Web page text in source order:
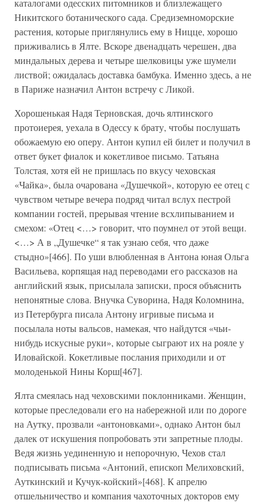
каталогами одесских питомников и близлежащего
Никитского ботанического сада. Средиземноморские
растения, которые приглянулись ему в Ницце, хорошо
приживались в Ялте. Вскоре двенадцать черешен, два
миндальных дерева и четыре шелковицы уже шумели
листвой; ожидалась доставка бамбука. Именно здесь, а не
в Париже назначил Антон встречу с Ликой.
Хорошенькая Надя Терновская, дочь ялтинского
протоиерея, уехала в Одессу к брату, чтобы послушать
обожаемую ею оперу. Антон купил ей билет и получил в
ответ букет фиалок и кокетливое письмо. Татьяна
Толстая, хотя ей не пришлась по вкусу чеховская
«Чайка», была очарована «Душечкой», которую ее отец с
чувством четыре вечера подряд читал вслух пестрой
компании гостей, прерывая чтение всхлипыванием и
смехом: «Отец <…> говорит, что поумнел от этой вещи.
<…> А в „Душечке“ я так узнаю себя, что даже
стыдно»[466]. По уши влюбленная в Антона юная Ольга
Васильева, корпящая над переводами его рассказов на
английский язык, присылала записки, прося объяснить
непонятные слова. Внучка Суворина, Надя Коломнина,
из Петербурга писала Антону игривые письма и
посылала ноты вальсов, намекая, что найдутся «чьи-
нибудь искусные руки», которые сыграют их на рояле у
Иловайской. Кокетливые послания приходили и от
молоденькой Нины Корш[467].
Ялта смеялась над чеховскими поклонниками. Женщин,
которые преследовали его на набережной или по дороге
на Аутку, прозвали «антоновками», однако Антон был
далек от искушения попробовать эти запретные плоды.
Ведя жизнь уединенную и непорочную, Чехов стал
подписывать письма «Антоний, епископ Мелиховский,
Ауткинский и Кучук-койский»[468]. К апрелю
отшельничество и компания чахоточных докторов ему